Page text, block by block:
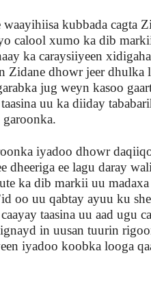
kubbada cagta
calool xumo ka dib
ka caraysiiyeen
Zidane dhowr jeer dhulka
jug weyn kasoo
uu ka diiday
iyadoo dhowr
dheeriga ee lagu daray
ka dib markii uu
oo uu qabtay ayuu ku
taasina uu aad ugu
in uusan tuurin
iyadoo koobka looga